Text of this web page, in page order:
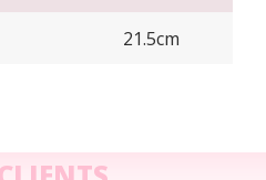
21.5cm